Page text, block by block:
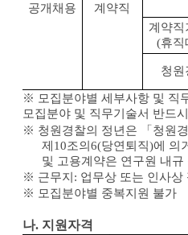
공개채용 계약직
계약직
(휴직
청원
※ 모집분야별 세부사항 및 직
모집분야 및 직무기술서 반드
※ 청원경찰의 정년은 「 청원
제 10조의 6(당연 퇴직)에 의
및 고용계약은 연구원 내규
※ 근무지 : 업무상 또는 인사상
※ 모집분야별 중복지원 불가
나. 지원자격